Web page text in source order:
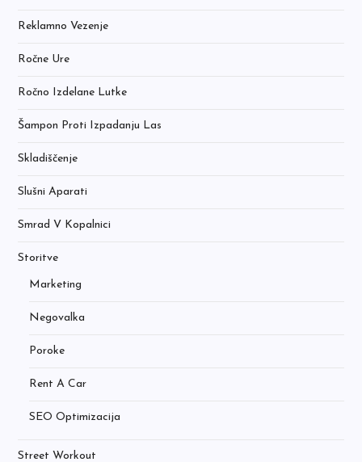
Reklamno Vezenje
Ročne Ure
Ročno Izdelane Lutke
Šampon Proti Izpadanju Las
Skladiščenje
Slušni Aparati
Smrad V Kopalnici
Storitve
Marketing
Negovalka
Poroke
Rent A Car
SEO Optimizacija
Street Workout